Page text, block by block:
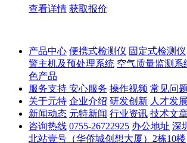
查看详情 获取报价
产品中心 便携式检测仪 固定式检测仪
警主机及预处理系统 空气质量监测系
色产品
服务支持 安心服务 操作视频 常见问题
关于元特 企业介绍 研发创新 人才发展
新闻动态 元特新闻 行业资讯 技术文
咨询热线 0755-26722925 办公地址 深
北站壹号（华侨城创想大厦）2栋10楼